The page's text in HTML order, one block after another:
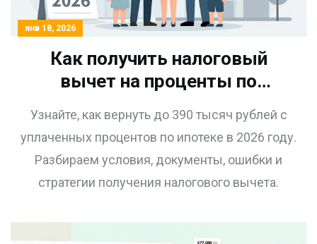
янв 18, 2026
Как получить налоговый
вычет на проценты по
ипотеке до 390 тысяч рублей
в 2026 году
Узнайте, как вернуть до 390 тысяч рублей с
уплаченных процентов по ипотеке в 2026 году.
Разбираем условия, документы, ошибки и
стратегии получения налогового вычета.